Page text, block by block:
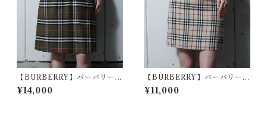
【BURBERRY】バーバリー
WOOL100%チェック柄タイ
トスカート olive
¥14,000
【BURBERRY】バーバリー
ベルト付ノバチェックタイト
スカート beige
¥11,000